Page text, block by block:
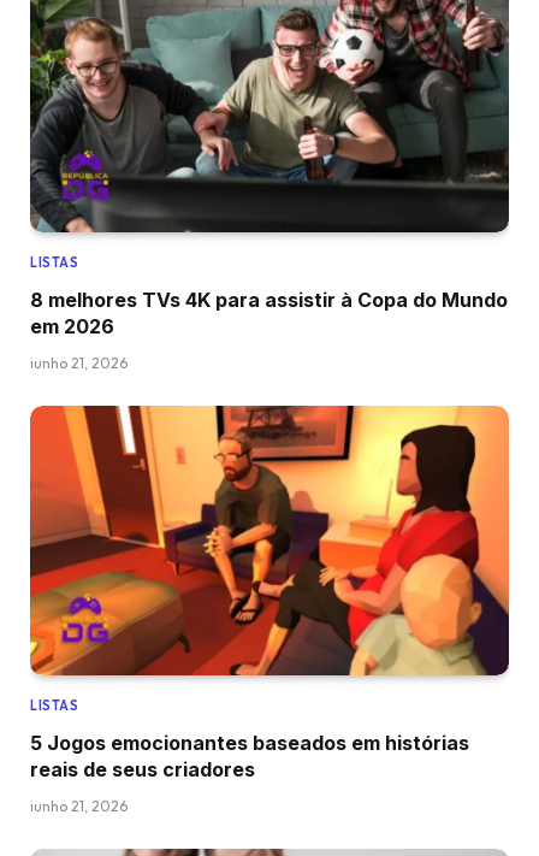
LISTAS
8 melhores TVs 4K para assistir à Copa do Mundo
em 2026
junho 21, 2026
LISTAS
5 Jogos emocionantes baseados em histórias
reais de seus criadores
junho 21, 2026